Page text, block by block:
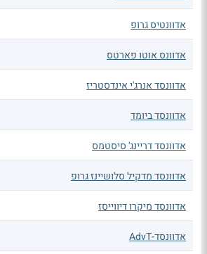
אדוונטיס גרופ
אדוונס אוטו פארטס
אדוונסד אנרג'י אינדסטריז
אדוונסד ביומד
אדוונסד דריינג' סיסטמס
אדוונסד מדקיל סלושיינז גרופ
אדוונסד מיקרו דיווייסז
אדוונסד-AdvT